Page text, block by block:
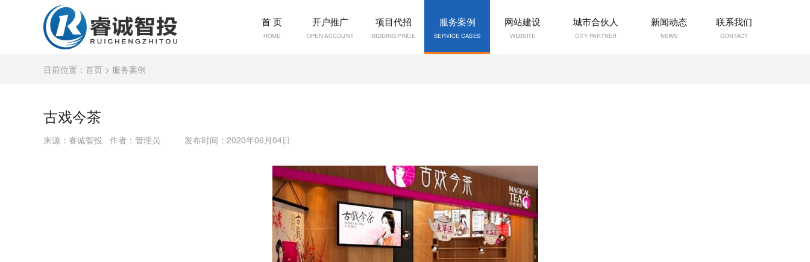
首 页
HOME
开户推广
OPEN ACCOUNT
项目代招
BIDDING PRICE
服务案例
SERVICE CASES
网站建设
WEBSITE
城市合伙人
CITY PARTNER
新闻动态
NEWS
联系我们
CONTACT
目前位置： 首页 > 服务案例
古戏今茶
来源：睿诚智投 作者：管理员 发布时间：2020年06月04日